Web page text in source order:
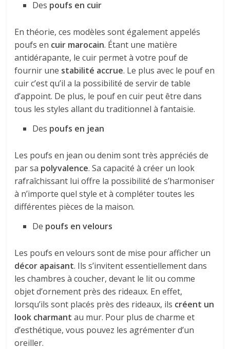
Des poufs en cuir
En théorie, ces modèles sont également appelés
poufs en cuir marocain. Étant une matière
antidérapante, le cuir permet à votre pouf de
fournir une stabilité accrue. Le plus avec le pouf en
cuir c’est qu’il a la possibilité de servir de table
d’appoint. De plus, le pouf en cuir peut être dans
tous les styles allant du traditionnel à fantaisie.
Des poufs en jean
Les poufs en jean ou denim sont très appréciés de
par sa polyvalence. Sa capacité à créer un look
rafraîchissant lui offre la possibilité de s’harmoniser
à n’importe quel style et à compléter toutes les
différentes pièces de la maison.
De poufs en velours
Les poufs en velours sont de mise pour afficher un
décor apaisant. Ils s’invitent essentiellement dans
les chambres à coucher, devant le lit ou comme
objet d’ornement près des rideaux. En effet,
lorsqu’ils sont placés près des rideaux, ils créent un
look charmant au mur. Pour plus de charme et
d’esthétique, vous pouvez les agrémenter d’un
oreiller.